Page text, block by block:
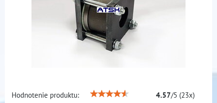
Hodnotenie produktu: 4.57/5 (23x)